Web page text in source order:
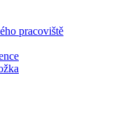
pracoviště